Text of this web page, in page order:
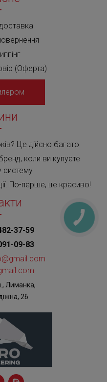
(Оферта)
Це дійсно багато
коли ви купуєте
систему
По-перше, це красиво!
37-59
09-83
Лиманка,
26